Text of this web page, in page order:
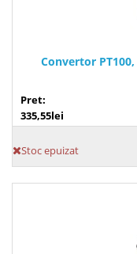
Convertor PT100,
Pret:
335,55lei
Stoc epuizat